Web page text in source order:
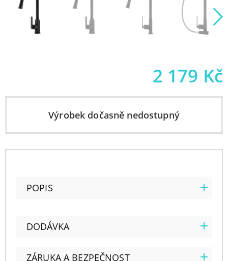
2 179 Kč
Výrobek dočasně nedostupný
POPIS
DODÁVKA
ZÁRUKA A BEZPEČNOST